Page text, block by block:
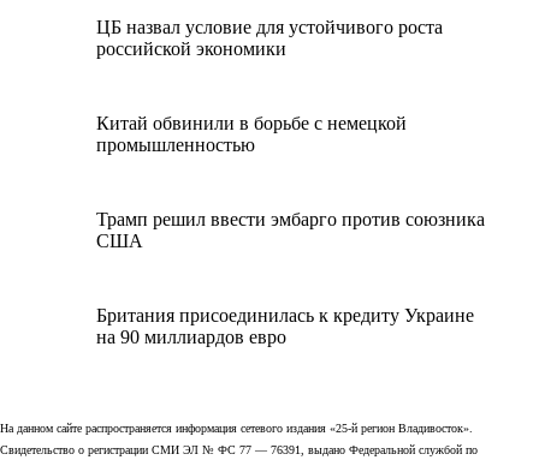
ЦБ назвал условие для устойчивого роста
российской экономики
Китай обвинили в борьбе с немецкой
промышленностью
Трамп решил ввести эмбарго против союзника
США
Британия присоединилась к кредиту Украине
на 90 миллиардов евро
На данном сайте распространяется информация сетевого издания «25-й регион Владивосток».
Свидетельство о регистрации СМИ ЭЛ № ФС 77 — 76391, выдано Федеральной службой по